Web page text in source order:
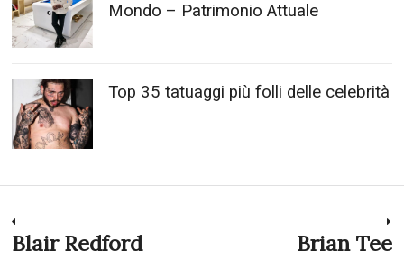
Mondo – Patrimonio Attuale
Top 35 tatuaggi più folli delle celebrità
Navigazione
Previous
Blair Redford Brian Tee